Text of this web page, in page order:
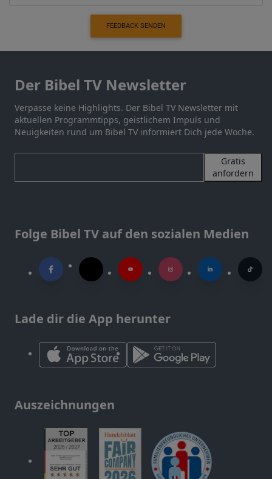
FEEDBACK SENDEN
Der Bibel TV Newsletter
Verpasse keine Highlights. Der Bibel TV Newsletter mit
aktuellen Programmtipps, geistlichem Impuls und
Neuigkeiten rund um Bibel TV informiert Dich jede Woche.
Gratis
anfordern
Folge Bibel TV auf den sozialen Medien
Lade dir die App herunter
Auszeichnungen